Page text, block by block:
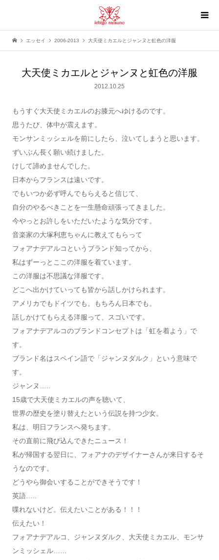
エッセイ 2006-2013 大天使ミカエルとジャンヌと虹色の洋服
大天使ミカエルとジャンヌと虹色の洋服
2012.10.25
もうすぐ大天使ミカエルのお膝元へゆけるのです。
思うたび、体中が震えます。
モンサンミッシェルを前にしたら、泣いてしまうと思います。
ずいぶん長く願い続けました。
けして諦めませんでした。
日本からフランスは遠いです。
でもいつか必ず呼んでもらえると信じて、
自分のやるべきことを一生懸命頑張ってきました。
今やっとお許しをいただいたような気分です。
音楽家の大塚利恵ちゃんに教えてもらって
フォアナデアルコというブランド知ってから、
私はずーっとここの洋服を着ています。
この洋服は不思議な洋服です。
どこへ出かけていっても皆から話しかけられます。
アメリカでもドイツでも。もちろん日本でも。
話しかけてもらえる洋服って、スゴいです。
フォアナデアルコのブランドコンセプトは「虹を着よう」で
す。
ブランド名はスペイン語で「ジャンヌダルク」という意味で
す。
ジャンヌ…..
15歳で大天使ミカエルの声を聴いて、
世界の歴史を塗り替えたという伝説を持つ少女。
私は、明日フランスへ発ちます。
その直前に飛び込んできたニュース！
私が帰国する翌日に、フォアナのデザイナーさんが来日するそ
うなのです。
どうやら御会いすることができそうです！
英語…..
喋れないけど。伝えたいことがある！！！
伝えたい！
フォアナデアルコ、ジャンヌダルク、大天使ミカエル、モンサ
ンミッシェル……